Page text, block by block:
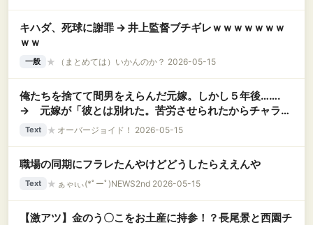
キハダ、死球に謝罪 → 井上監督ブチギレｗｗｗｗｗｗｗ
ｗｗ
一般 ★ （まとめては）いかんのか？ 2026-05-15
俺たちを捨てて間男をえらんだ元嫁。しかし５年後…….
→ 元嫁が「彼とは別れた。苦労させられたからチャラに
してやり直したいの。娘に会わせて」俺「！？」
Text ★ オーバージョイド！ 2026-05-15
職場の同期にフラレたんやけどどうしたらええんや
Text ★ ぁゃιぃ(*ﾟーﾟ)NEWS2nd 2026-05-15
【激アツ】金のう〇こをお土産に持参！？長尾景と西園チ